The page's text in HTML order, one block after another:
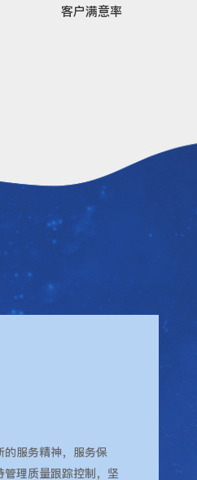
客户满意率
的服务精神，服务保
理质量跟踪控制，坚